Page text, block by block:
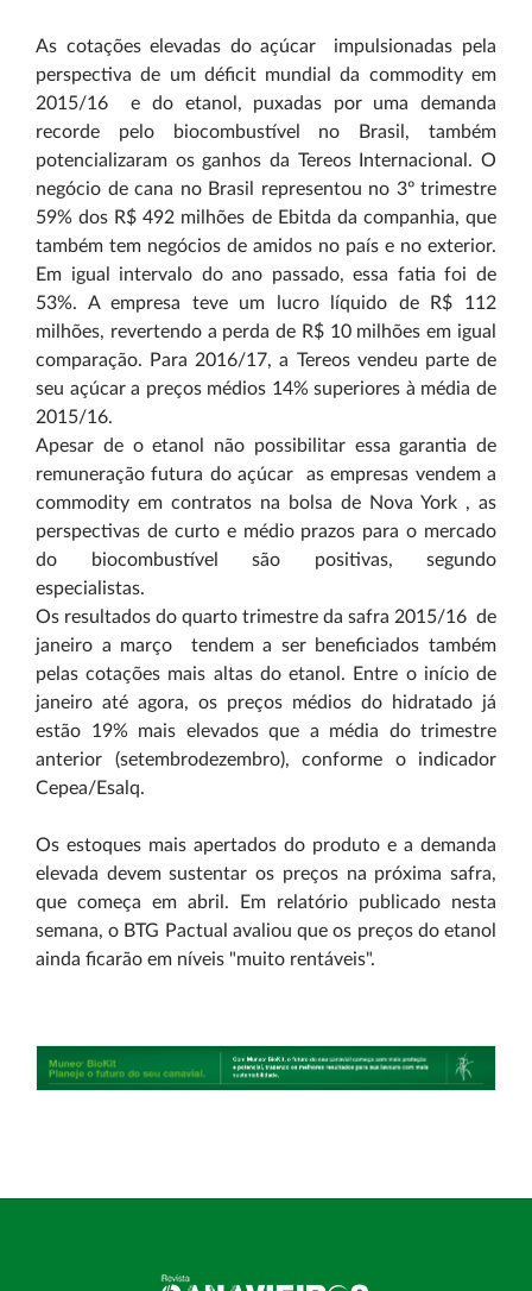
As cotações elevadas do açúcar ­ impulsionadas pela
perspectiva de um déficit mundial da commodity em
2015/16 ­ e do etanol, puxadas por uma demanda
recorde pelo biocombustível no Brasil, também
potencializaram os ganhos da Tereos Internacional. O
negócio de cana no Brasil representou no 3º trimestre
59% dos R$ 492 milhões de Ebitda da companhia, que
também tem negócios de amidos no país e no exterior.
Em igual intervalo do ano passado, essa fatia foi de
53%. A empresa teve um lucro líquido de R$ 112
milhões, revertendo a perda de R$ 10 milhões em igual
comparação. Para 2016/17, a Tereos vendeu parte de
seu açúcar a preços médios 14% superiores à média de
2015/16.
Apesar de o etanol não possibilitar essa garantia de
remuneração futura do açúcar ­ as empresas vendem a
commodity em contratos na bolsa de Nova York ­, as
perspectivas de curto e médio prazos para o mercado
do biocombustível são positivas, segundo
especialistas.
Os resultados do quarto trimestre da safra 2015/16 ­ de
janeiro a março ­ tendem a ser beneficiados também
pelas cotações mais altas do etanol. Entre o início de
janeiro até agora, os preços médios do hidratado já
estão 19% mais elevados que a média do trimestre
anterior (setembro­dezembro), conforme o indicador
Cepea/Esalq.
Os estoques mais apertados do produto e a demanda
elevada devem sustentar os preços na próxima safra,
que começa em abril. Em relatório publicado nesta
semana, o BTG Pactual avaliou que os preços do etanol
ainda ficarão em níveis "muito rentáveis".